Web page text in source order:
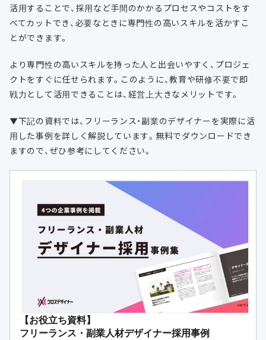
活用することで、採用など手間のかかるプロセスやコストをす
べてカットでき、必要なときに専門性の高いスキルを活かすこ
とができます。
より専門性の高いスキルを持った人と出会いやすく、プロジェ
クトをすぐに任せられます。このように、教育や研修不要で即
戦力として活用できることは、経営上大きなメリットです。
▼下記の資料では、フリーランス・副業のデザイナーを実際に活
用した事例を詳しく解説しています。無料でダウンロードでき
ますので、ぜひ参考にしてください。
【お役立ち資料】
フリーランス・副業人材デザイナー採用事例